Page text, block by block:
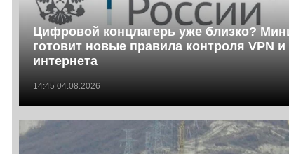
Цифровой концлагерь уже близко?
готовит новые правила контроля VPN и
интернета
14:45 04.08.2026